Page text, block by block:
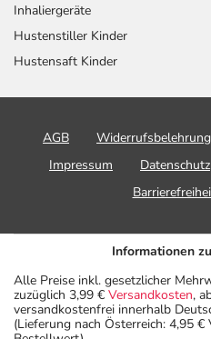
Inhaliergeräte
Hustenstiller Kinder
Hustensaft Kinder
AGB Widerrufsbelehrung
Impressum
Datenschutz
Informationen
Alle Preise inkl. gesetzlicher
zuzüglich 3,99 € Versandkosten,
versandkostenfrei innerhalb
(Lieferung nach Österreich: 4,95